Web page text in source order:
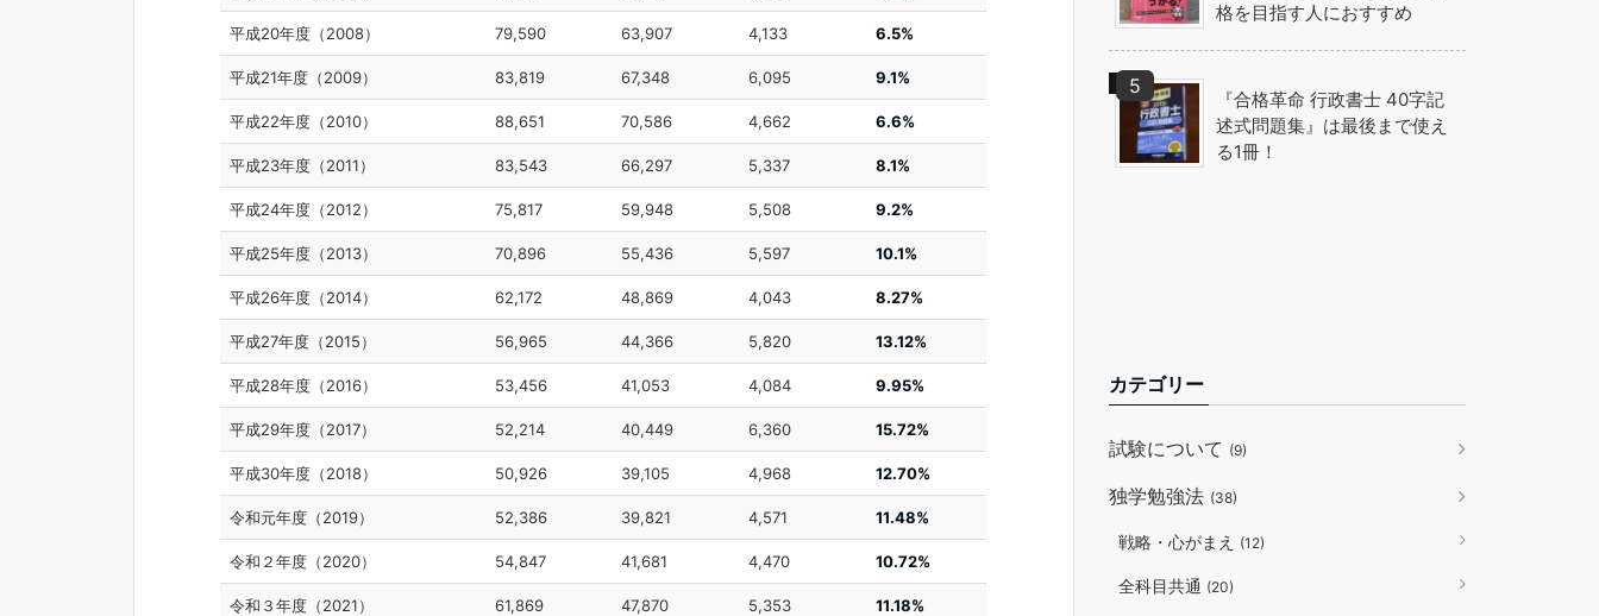
平成20年度（2008） 79,590 63,907 4,133 6.5%
平成21年度（2009） 83,819 67,348 6,095 9.1%
平成22年度（2010） 88,651 70,586 4,662 6.6%
平成23年度（2011） 83,543 66,297 5,337 8.1%
平成24年度（2012） 75,817 59,948 5,508 9.2%
平成25年度（2013） 70,896 55,436 5,597 10.1%
平成26年度（2014） 62,172 48,869 4,043 8.27%
平成27年度（2015） 56,965 44,366 5,820 13.12%
平成28年度（2016） 53,456 41,053 4,084 9.95%
平成29年度（2017） 52,214 40,449 6,360 15.72%
平成30年度（2018） 50,926 39,105 4,968 12.70%
令和元年度（2019） 52,386 39,821 4,571 11.48%
令和２年度（2020） 54,847 41,681 4,470 10.72%
令和３年度（2021） 61,869 47,870 5,353 11.18%
格を目指す人におすすめ
『合格革命 行政書士 40字記
述式問題集』は最後まで使え
る1冊！
カテゴリー
試験について (9)
独学勉強法 (38)
戦略・心がまえ (12)
全科目共通 (20)